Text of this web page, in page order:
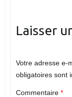
Laisser
Votre adresse e-
obligatoires sont
Commentaire *